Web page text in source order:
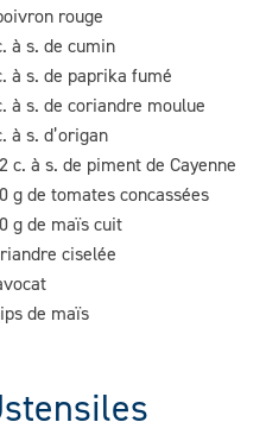
rouge
à s. de cumin
à s. de paprika fumé
à s. de coriandre moulue
à s. d’origan
c. à s. de piment de Cayenne
g de tomates concassées
g de maïs cuit
ciselée
de maïs